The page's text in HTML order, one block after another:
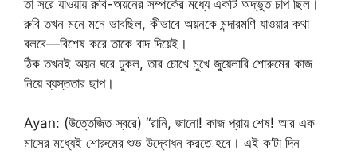
তা সরে যাওয়ায় রুবি-অয়নের সম্পর্কের মধ্যে একটি অদ্ভুত চাপ ছিল।
রুবি তখন মনে মনে ভাবছিল, কীভাবে অয়নকে মন্দারমণি যাওয়ার কথা
বলবে—বিশেষ করে তাকে বাদ দিয়েই।
ঠিক তখনই অয়ন ঘরে ঢুকল, তার চোখে মুখে জুয়েলারি শোরুমের কাজ
নিয়ে ব্যস্ততার ছাপ।
Ayan: (উত্তেজিত স্বরে) “রানি, জানো! কাজ প্রায় শেষ! আর এক
মাসের মধ্যেই শোরুমের শুভ উদ্বোধন করতে হবে। এই ক’টা দিন